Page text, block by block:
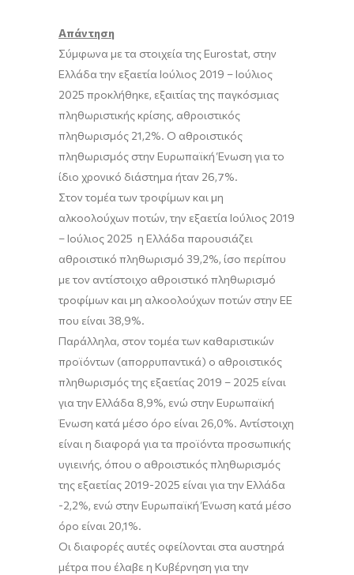
Απάντηση
Σύμφωνα με τα στοιχεία της Eurostat, στην
Ελλάδα την εξαετία Ιούλιος 2019 – Ιούλιος
2025 προκλήθηκε, εξαιτίας της παγκόσμιας
πληθωριστικής κρίσης, αθροιστικός
πληθωρισμός 21,2%. Ο αθροιστικός
πληθωρισμός στην Ευρωπαϊκή Ένωση για το
ίδιο χρονικό διάστημα ήταν 26,7%.
Στον τομέα των τροφίμων και μη
αλκοολούχων ποτών, την εξαετία Ιούλιος 2019
– Ιούλιος 2025 η Ελλάδα παρουσιάζει
αθροιστικό πληθωρισμό 39,2%, ίσο περίπου
με τον αντίστοιχο αθροιστικό πληθωρισμό
τροφίμων και μη αλκοολούχων ποτών στην ΕΕ
που είναι 38,9%.
Παράλληλα, στον τομέα των καθαριστικών
προϊόντων (απορρυπαντικά) ο αθροιστικός
πληθωρισμός της εξαετίας 2019 – 2025 είναι
για την Ελλάδα 8,9%, ενώ στην Ευρωπαϊκή
Ένωση κατά μέσο όρο είναι 26,0%. Αντίστοιχη
είναι η διαφορά για τα προϊόντα προσωπικής
υγιεινής, όπου ο αθροιστικός πληθωρισμός
της εξαετίας 2019-2025 είναι για την Ελλάδα
-2,2%, ενώ στην Ευρωπαϊκή Ένωση κατά μέσο
όρο είναι 20,1%.
Οι διαφορές αυτές οφείλονται στα αυστηρά
μέτρα που έλαβε η Κυβέρνηση για την